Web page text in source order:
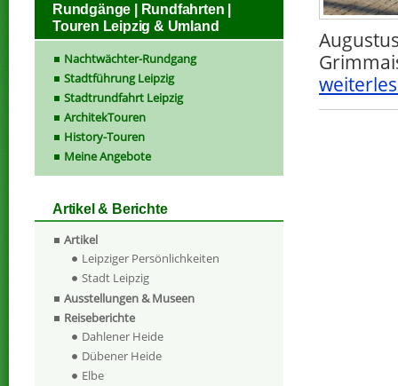
Rundgänge | Rundfahrten |
Touren Leipzig & Umland
Nachtwächter-Rundgang
Stadtführung Leipzig
Stadtrundfahrt Leipzig
ArchitekTouren
History-Touren
Meine Angebote
Artikel & Berichte
Artikel
Leipziger Persönlichkeiten
Stadt Leipzig
Ausstellungen & Museen
Reiseberichte
Dahlener Heide
Dübener Heide
Elbe